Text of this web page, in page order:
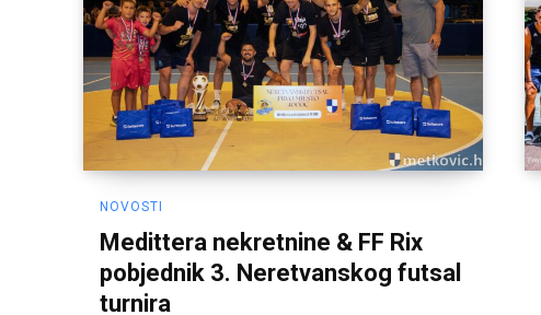
NOVOSTI
Medittera nekretnine & FF Rix
pobjednik 3. Neretvanskog futsal
turnira